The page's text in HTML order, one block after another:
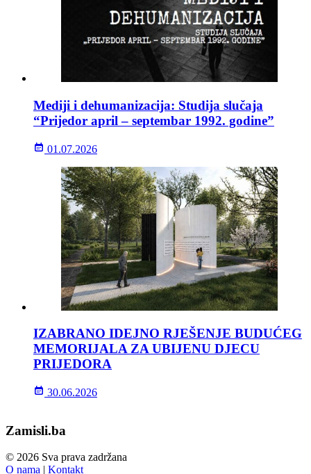
Mediji i dehumanizacija: Studija slučaja
“Prijedor april – septembar 1992. godine”
01.07.2026
IZABRANO IDEJNO RJEŠENJE BUDUĆEG
MEMORIJALA ZA UBIJENU DJECU
PRIJEDORA
30.06.2026
Zamisli.ba
© 2026 Sva prava zadržana
O nama
Kontakt